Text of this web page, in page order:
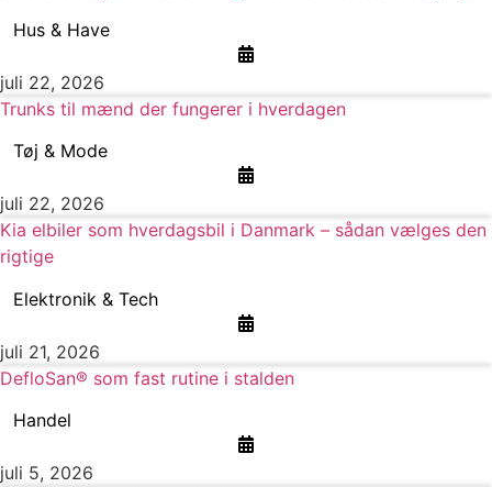
Hus & Have
juli 22, 2026
Trunks til mænd der fungerer i hverdagen
Tøj & Mode
juli 22, 2026
Kia elbiler som hverdagsbil i Danmark – sådan vælges den
rigtige
Elektronik & Tech
juli 21, 2026
DefloSan® som fast rutine i stalden
Handel
juli 5, 2026